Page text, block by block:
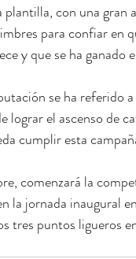
con una gran
para confiar en
y que se ha ganado
se ha referido
lograr el ascenso de
cumplir esta
comenzará la
la jornada inaugural
tres puntos ligueros